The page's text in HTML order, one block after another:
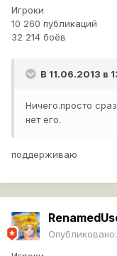
Игроки
10 260 публикаций
32 214 боёв
В 11.06.2013 в
Ничего.просто
нет его.
поддерживаю
Опубликовано: